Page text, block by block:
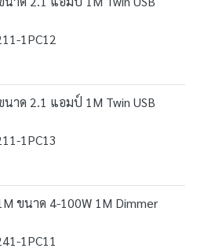
1PC12
นาด 2.1 แอมป์ 1M Twin USB
1PC13
ขนาด 4-100W 1M Dimmer
1PC11